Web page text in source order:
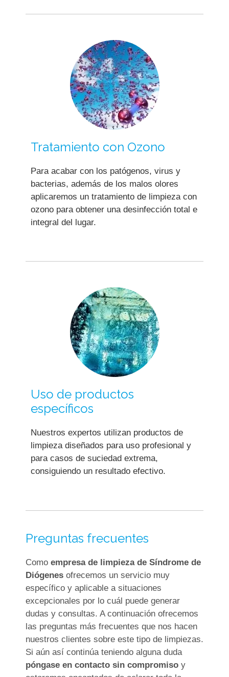
Tratamiento con Ozono
Para acabar con los patógenos, virus y
bacterias, además de los malos olores
aplicaremos un tratamiento de limpieza con
ozono para obtener una desinfección total e
integral del lugar.
Uso de productos
específicos
Nuestros expertos utilizan productos de
limpieza diseñados para uso profesional y
para casos de suciedad extrema,
consiguiendo un resultado efectivo.
Preguntas frecuentes
Como empresa de limpieza de Síndrome de
Diógenes ofrecemos un servicio muy
específico y aplicable a situaciones
excepcionales por lo cuál puede generar
dudas y consultas. A continuación ofrecemos
las preguntas más frecuentes que nos hacen
nuestros clientes sobre este tipo de limpiezas.
Si aún así continúa teniendo alguna duda
póngase en contacto sin compromiso y